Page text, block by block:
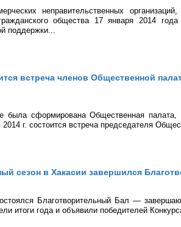
неправительственных
общества 17 января 2014
поддержки...
встреча членов Общественной
была сформирована Общественная
г. состоится встреча председателя
сезон в Хакасии завершился
Благотворительный Бал —
итоги года и объявили победителей